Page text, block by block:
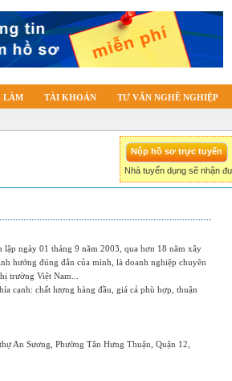
LÀM TÀI KHOẢN TƯ VẤN NGHỀ NGHIỆP
Nhà tuyển dụng sẽ nhận
ngày 01 tháng 9 năm 2003, qua hơn 18 năm xây
hướng đúng đắn của mình, là doanh nghiệp chuyên
trường Việt Nam...
cạnh: chất lượng hàng đầu, giá cả phù hợp, thuận
An Sương, Phường Tân Hưng Thuận, Quận 12,